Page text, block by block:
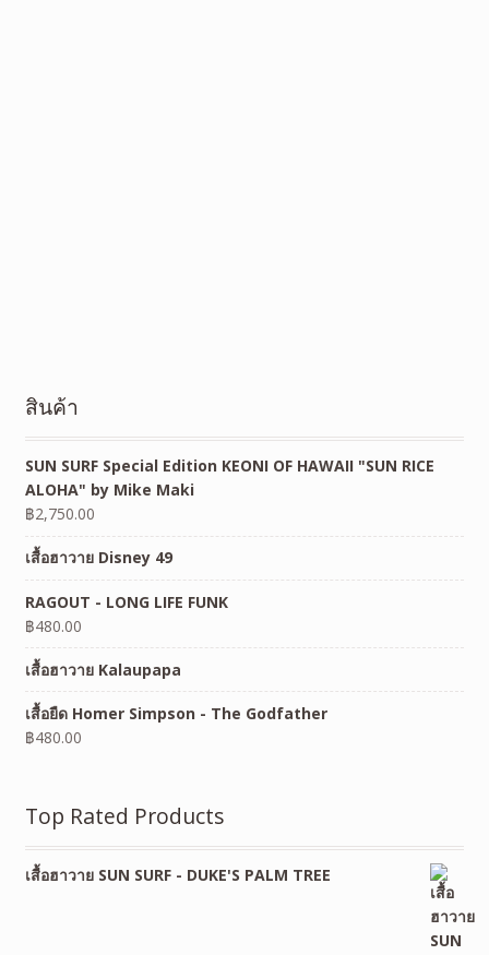
สินค้า
SUN SURF Special Edition KEONI OF HAWAII "SUN RICE
ALOHA" by Mike Maki
฿2,750.00
เสื้อฮาวาย Disney 49
RAGOUT - LONG LIFE FUNK
฿480.00
เสื้อฮาวาย Kalaupapa
เสื้อยืด Homer Simpson - The Godfather
฿480.00
Top Rated Products
เสื้อฮาวาย SUN SURF - DUKE'S PALM TREE